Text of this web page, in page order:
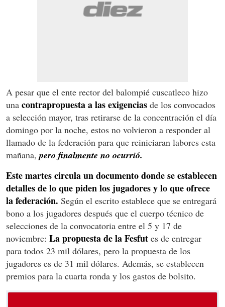
A pesar que el ente rector del balompié cuscatleco hizo
una contrapropuesta a las exigencias de los convocados
a selección mayor, tras retirarse de la concentración el día
domingo por la noche, estos no volvieron a responder al
llamado de la federación para que reiniciaran labores esta
mañana, pero finalmente no ocurrió.
Este martes circula un documento donde se establecen
detalles de lo que piden los jugadores y lo que ofrece
la federación. Según el escrito establece que se entregará
bono a los jugadores después que el cuerpo técnico de
selecciones de la convocatoria entre el 5 y 17 de
noviembre: La propuesta de la Fesfut es de entregar
para todos 23 mil dólares, pero la propuesta de los
jugadores es de 31 mil dólares. Además, se establecen
premios para la cuarta ronda y los gastos de bolsito.